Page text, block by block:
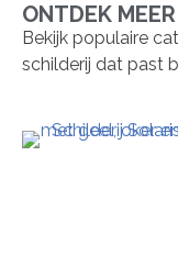
ONTDEK
Bekijk populaire
schilderij dat past